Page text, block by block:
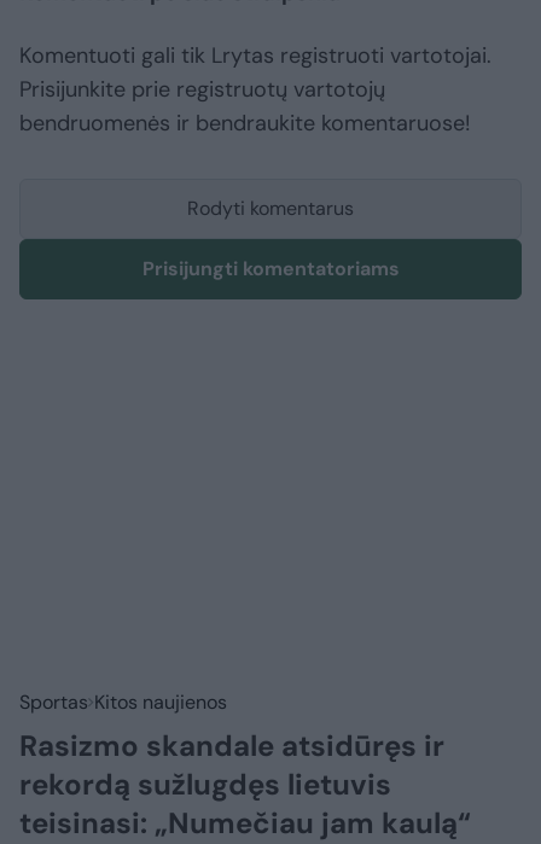
Komentuoti gali tik Lrytas registruoti vartotojai.
Prisijunkite prie registruotų vartotojų
bendruomenės ir bendraukite komentaruose!
Rodyti komentarus
Prisijungti komentatoriams
Sportas Kitos naujienos
Rasizmo skandale atsidūręs ir
rekordą sužlugdęs lietuvis
teisinasi: „Numečiau jam kaulą“